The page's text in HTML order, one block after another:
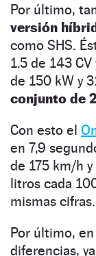
Por último,
versión
como SHS.
1.5 de 143
de 150 kW y
conjunto de
Con esto el
en 7,9
de 175 km/h
litros cada
mismas cifras.
Por último,
diferencias,